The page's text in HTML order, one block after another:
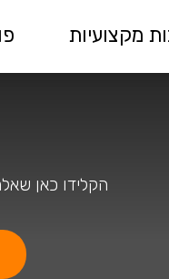
מקצועיות
הקלידו כאן